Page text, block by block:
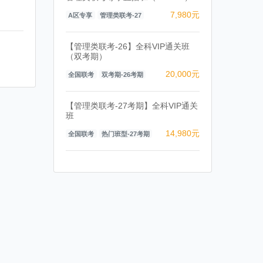
A区专享 管理类联考-27 7,980元
【管理类联考-26】全科VIP通关班
（双考期）
全国联考 双考期-26考期 20,000元
【管理类联考-27考期】全科VIP通关
班
全国联考 热门班型-27考期 14,980元